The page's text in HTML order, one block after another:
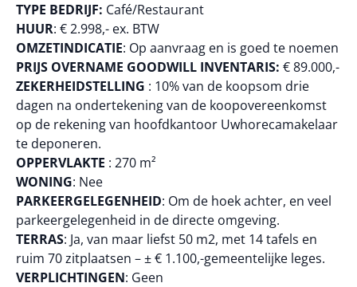
TYPE BEDRIJF: Café/Restaurant
HUUR: € 2.998,- ex. BTW
OMZETINDICATIE: Op aanvraag en is goed te noemen
PRIJS OVERNAME GOODWILL INVENTARIS: € 89.000,-
ZEKERHEIDSTELLING : 10% van de koopsom drie
dagen na ondertekening van de koopovereenkomst
op de rekening van hoofdkantoor Uwhorecamakelaar
te deponeren.
OPPERVLAKTE : 270 m²
WONING: Nee
PARKEERGELEGENHEID: Om de hoek achter, en veel
parkeergelegenheid in de directe omgeving.
TERRAS: Ja, van maar liefst 50 m2, met 14 tafels en
ruim 70 zitplaatsen – ± € 1.100,-gemeentelijke leges.
VERPLICHTINGEN: Geen